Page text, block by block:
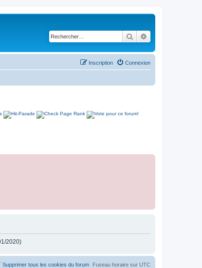
Rechercher
Connexion
Inscription
2020)
Fuseau horaire sur UTC
Supprimer tous les cookies du forum